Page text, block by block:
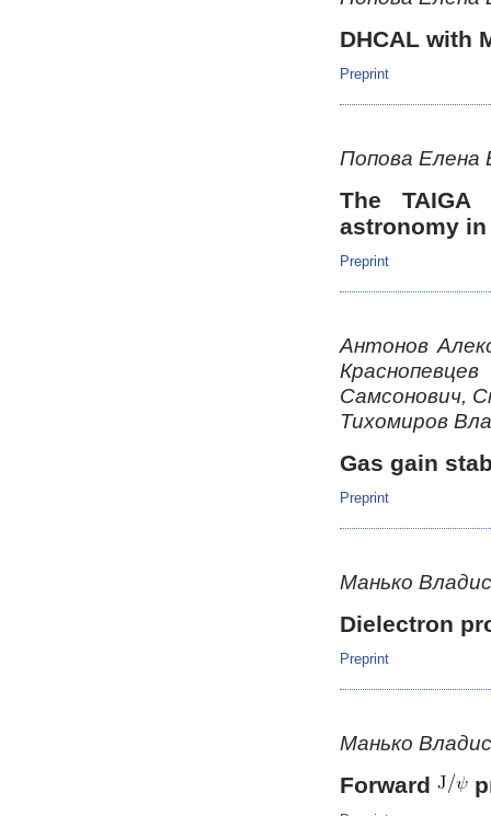
DHCAL with
Preprint
Попова Елена
The
astronomy
Preprint
Антонов
Самсонович,
Тихомиров
Gas gain
Preprint
Манько
Dielectron
Preprint
Манько
Forward